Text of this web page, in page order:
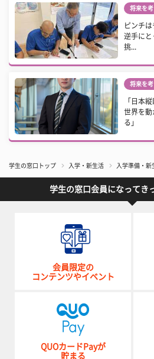
将来を考
ピンチ
逆手に
挑...
将来を考
「日本
世界を動
る」
学生の窓口トップ 入学・新生活 入学準備・新
学生の窓口会員になってき
会員限定の
コンテンツやイベント
QUOカードPayが
貯まる